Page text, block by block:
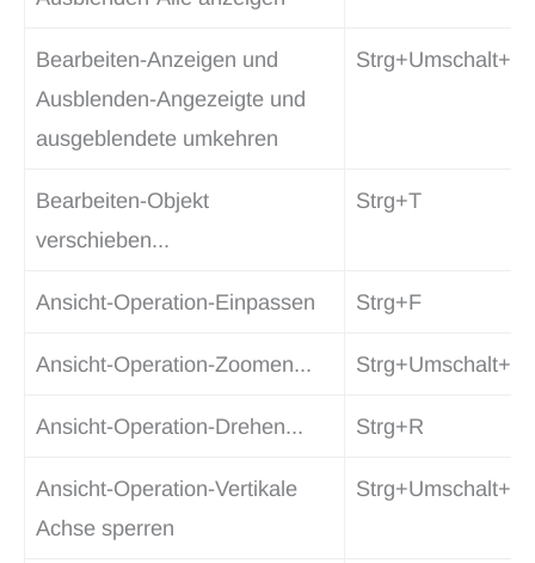
Bearbeiten-Anzeigen und
Ausblenden-Angezeigte und
ausgeblendete umkehren
Strg+Umschalt+B
Bearbeiten-Objekt
verschieben...
Strg+T
Ansicht-Operation-Einpassen Strg+F
Ansicht-Operation-Zoomen... Strg+Umschalt+Z
Ansicht-Operation-Drehen... Strg+R
Ansicht-Operation-Vertikale
Achse sperren
Strg+Umschalt+Q